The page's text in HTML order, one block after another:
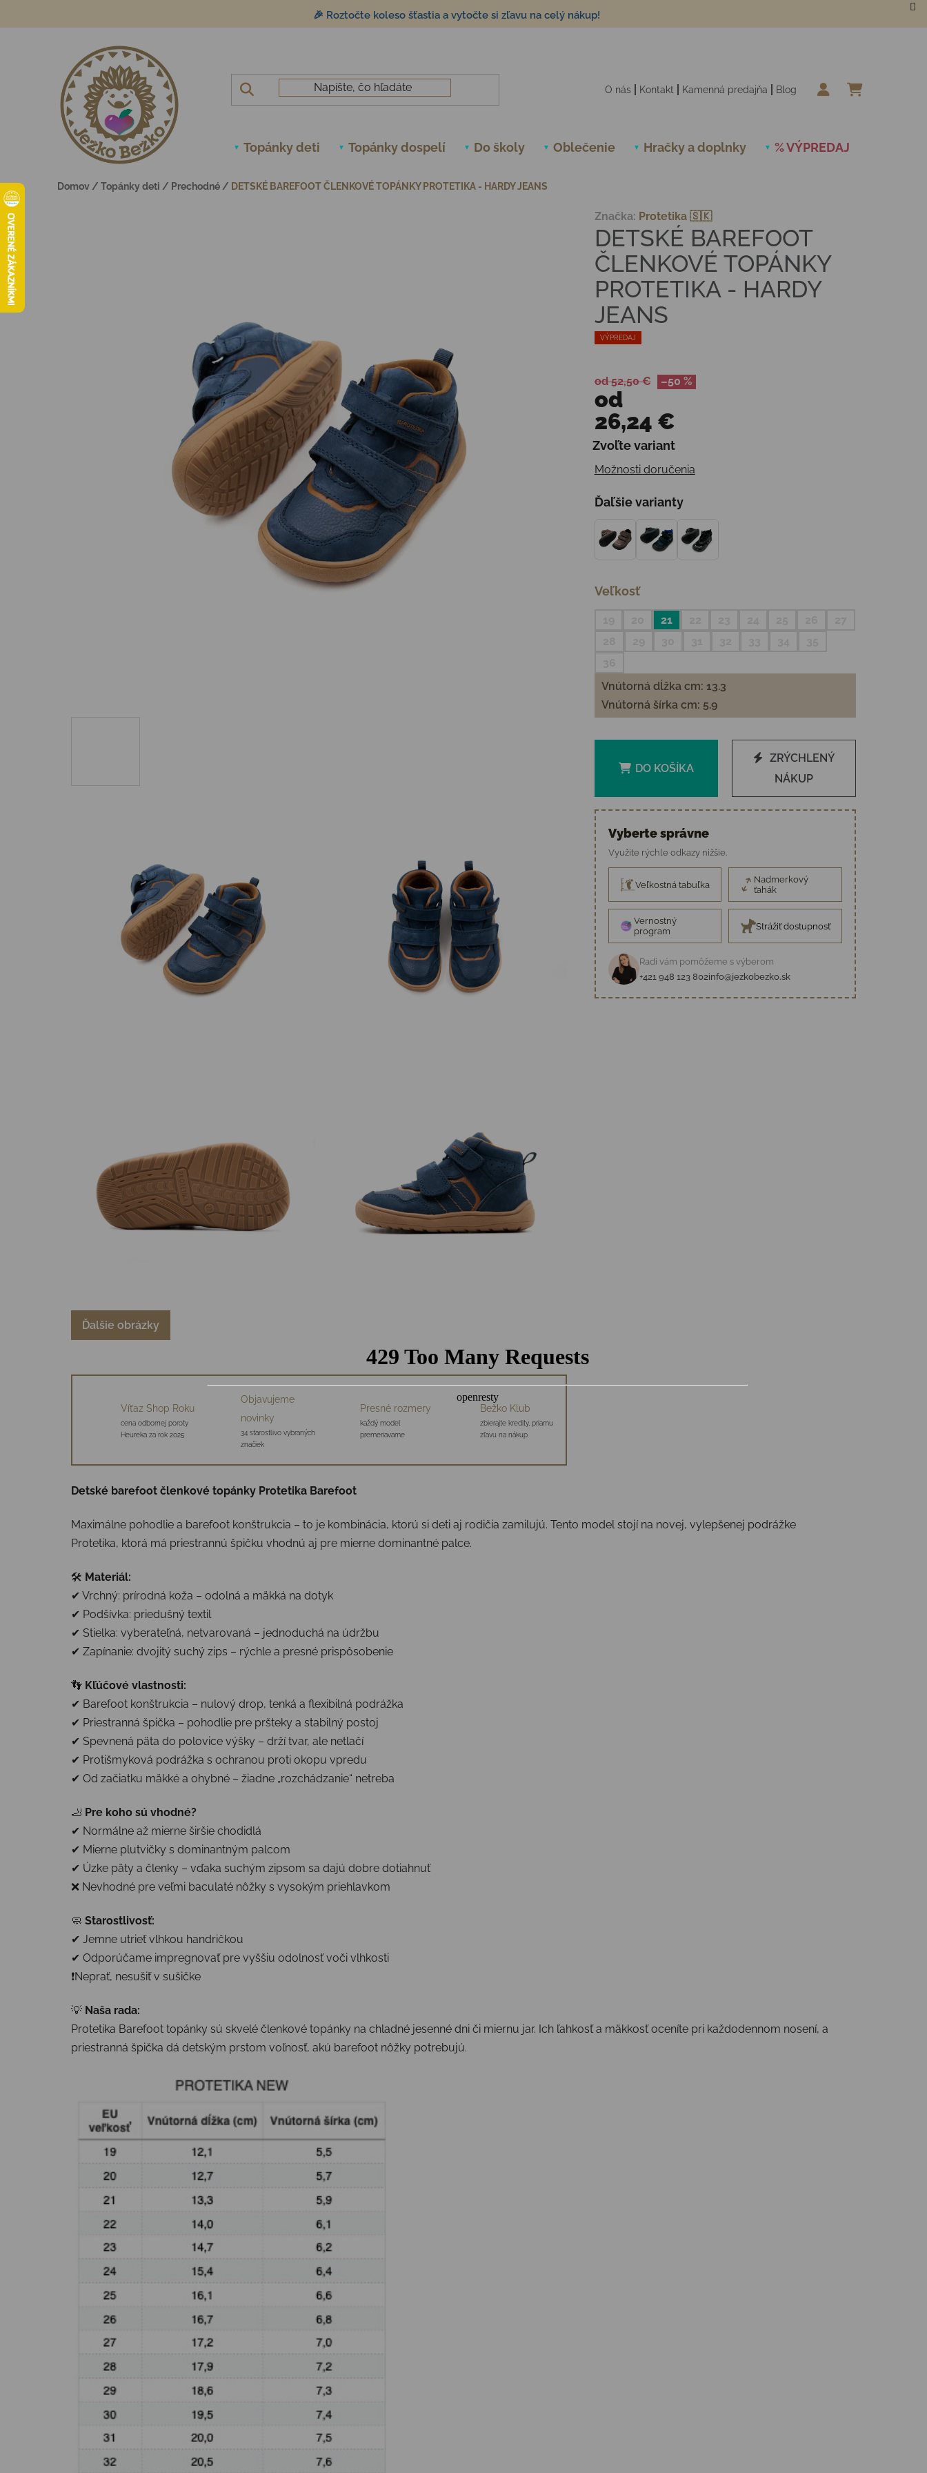
🎉 Roztočte koleso šťastia a vytočte si zľavu na celý nákup!
O nás Kontakt Kamenná predajňa Blog
Topánky deti Topánky dospelí Do školy Oblečenie Hračky a doplnky % VÝPREDAJ
Domov / Topánky deti / Prechodné / DETSKÉ BAREFOOT ČLENKOVÉ TOPÁNKY PROTETIKA - HARDY JEANS
VÝPREDAJ
DETSKÉ BAREFOOT
ČLENKOVÉ TOPÁNKY
PROTETIKA - HARDY
JEANS
Značka: Protetika 🇸🇰
od 52,50 € –50 %
od
26,24 €
Jednotková cena:
Zvoľte variant
Možnosti doručenia
Ďaľšie varianty
Veľkosť
21
Vnútorná dĺžka cm: 13.3
Vnútorná šírka cm: 5.9
DO KOŠÍKA
ZRÝCHLENÝ
NÁKUP
Vyberte správne
Využite rýchle odkazy nižšie.
Veľkostná tabuľka
Nadmerkový
ťahák
Vernostný
program
Strážiť dostupnosť
Radi vám pomôžeme s výberom
+421 948 123 802info@jezkobezko.sk
Ďalšie obrázky
Víťaz Shop Roku
cena odbornej poroty
Heureka za rok 2025
Objavujeme
novinky
34 starostlivo vybraných
značiek
Presné rozmery
každý model
premeriavame
Bežko Klub
zbierajte kredity, priamu
zľavu na nákup
Detské barefoot členkové topánky Protetika Barefoot
Maximálne pohodlie a barefoot konštrukcia – to je kombinácia, ktorú si deti aj rodičia zamilujú. Tento model stojí na novej, vylepšenej podrážke
Protetika, ktorá má priestrannú špičku vhodnú aj pre mierne dominantné palce.
🛠 Materiál:
✔ Vrchný: prírodná koža – odolná a mäkká na dotyk
✔ Podšívka: priedušný textil
✔ Stielka: vyberateľná, netvarovaná – jednoduchá na údržbu
✔ Zapínanie: dvojitý suchý zips – rýchle a presné prispôsobenie
👣 Kľúčové vlastnosti:
✔ Barefoot konštrukcia – nulový drop, tenká a flexibilná podrážka
✔ Priestranná špička – pohodlie pre pršteky a stabilný postoj
✔ Spevnená päta do polovice výšky – drží tvar, ale netlačí
✔ Protišmyková podrážka s ochranou proti okopu vpredu
✔ Od začiatku mäkké a ohybné – žiadne „rozchádzanie“ netreba
🦶 Pre koho sú vhodné?
✔ Normálne až mierne širšie chodidlá
✔ Mierne plutvičky s dominantným palcom
✔ Úzke päty a členky – vďaka suchým zipsom sa dajú dobre dotiahnuť
❌ Nevhodné pre veľmi baculaté nôžky s vysokým priehlavkom
🧼 Starostlivosť:
✔ Jemne utrieť vlhkou handričkou
✔ Odporúčame impregnovať pre vyššiu odolnosť voči vlhkosti
❗Neprať, nesušiť v sušičke
💡 Naša rada:
Protetika Barefoot topánky sú skvelé členkové topánky na chladné jesenné dni či miernu jar. Ich ľahkosť a mäkkosť oceníte pri každodennom nosení, a
priestranná špička dá detským prstom voľnosť, akú barefoot nôžky potrebujú.